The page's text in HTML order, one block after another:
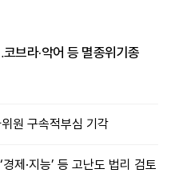
브라·악어 등 멸종위기종
원 구속적부심 기각
제·지능’ 등 고난도 법리 검토